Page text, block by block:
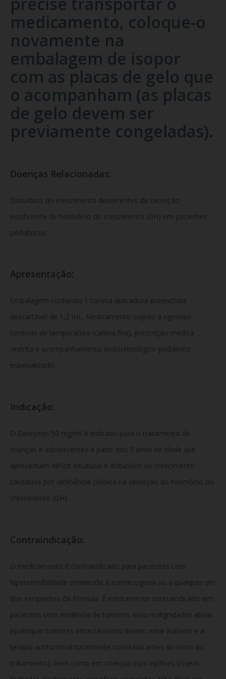
medicamento, coloque-o
novamente na
embalagem de isopor
com as placas de gelo que
o acompanham (as placas
de gelo devem ser
previamente congeladas).
Doenças Relacionadas:
Distúrbios do crescimento decorrentes da secreção
insuficiente de hormônio do crescimento (GH) em pacientes
pediátricos.
Apresentação:
Embalagem contendo 1 caneta aplicadora preenchida
descartável de 1,2 mL. Medicamento sujeito a rigoroso
controle de temperatura (cadeia fria ), prescrição médica
restrita e acompanhamento endocrinológico pediátrico
especializado.
Indicação:
O Genryzon 50 mg/ml é indicado para o tratamento de
crianças e adolescentes a partir dos 3 anos de idade que
apresentam déficit estatural e distúrbios do crescimento
causados por deficiência crônica na secreção do hormônio do
crescimento (GH).
Contraindicação:
O medicamento é contraindicado para pacientes com
hipersensibilidade conhecida à somatrogona ou a qualquer um
dos excipientes da fórmula. É estritamente contraindicado em
pacientes com evidência de tumores e/ou malignidades ativas
(quaisquer tumores intracranianos devem estar inativos e a
terapia antitumoral totalmente concluída antes do início do
tratamento), bem como em crianças com epífises ósseas